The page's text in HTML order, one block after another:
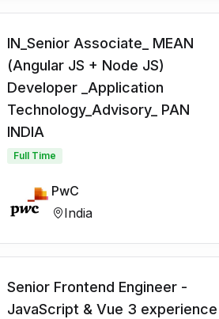
IN_Senior Associate_ MEAN
(Angular JS + Node JS)
Developer _Application
Technology_Advisory_ PAN
INDIA
Full Time
PwC
India
Senior Frontend Engineer -
JavaScript & Vue 3 experience